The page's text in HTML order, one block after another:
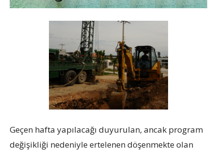
Geçen hafta yapılacağı duyurulan, ancak program
değişikliği nedeniyle ertelenen döşenmekte olan